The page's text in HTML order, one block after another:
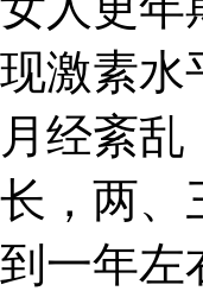
现激素水
月经紊
长，两、
到一年左